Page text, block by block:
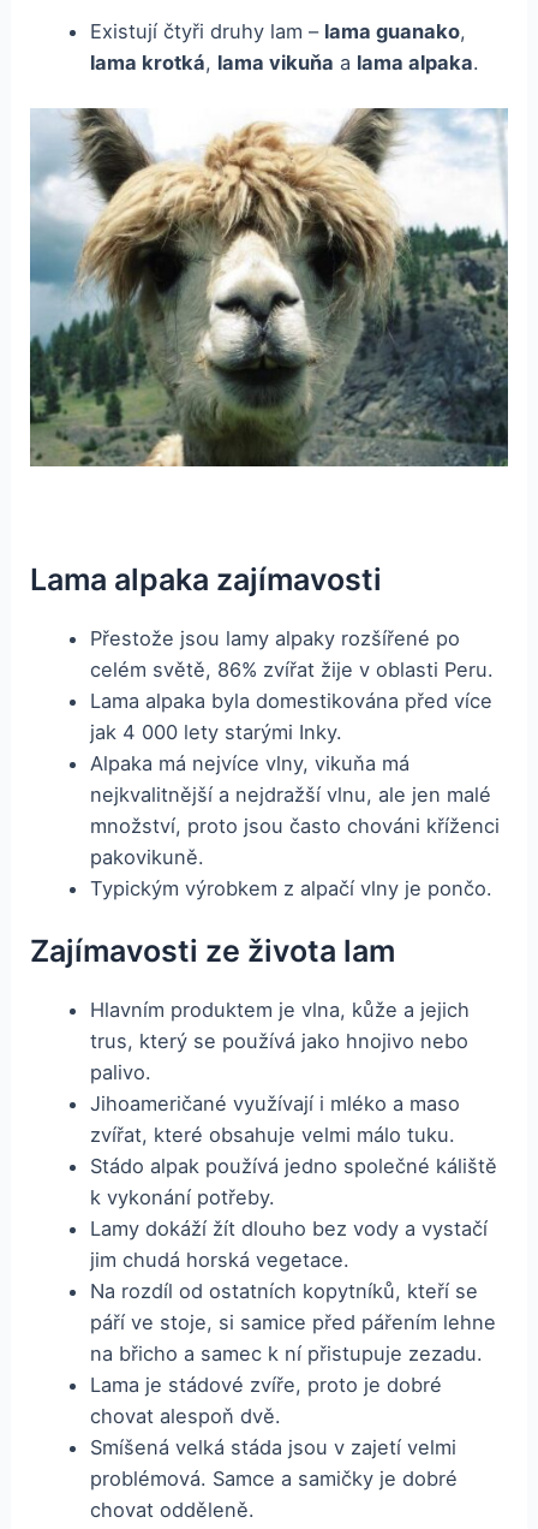
Existují čtyři druhy lam – lama guanako,
lama krotká, lama vikuňa a lama alpaka.
Lama alpaka zajímavosti
Přestože jsou lamy alpaky rozšířené po
celém světě, 86% zvířat žije v oblasti Peru.
Lama alpaka byla domestikována před více
jak 4 000 lety starými Inky.
Alpaka má nejvíce vlny, vikuňa má
nejkvalitnější a nejdražší vlnu, ale jen malé
množství, proto jsou často chováni kříženci
pakovikuně.
Typickým výrobkem z alpačí vlny je pončo.
Zajímavosti ze života lam
Hlavním produktem je vlna, kůže a jejich
trus, který se používá jako hnojivo nebo
palivo.
Jihoameričané využívají i mléko a maso
zvířat, které obsahuje velmi málo tuku.
Stádo alpak používá jedno společné káliště
k vykonání potřeby.
Lamy dokáží žít dlouho bez vody a vystačí
jim chudá horská vegetace.
Na rozdíl od ostatních kopytníků, kteří se
páří ve stoje, si samice před pářením lehne
na břicho a samec k ní přistupuje zezadu.
Lama je stádové zvíře, proto je dobré
chovat alespoň dvě.
Smíšená velká stáda jsou v zajetí velmi
problémová. Samce a samičky je dobré
chovat odděleně.